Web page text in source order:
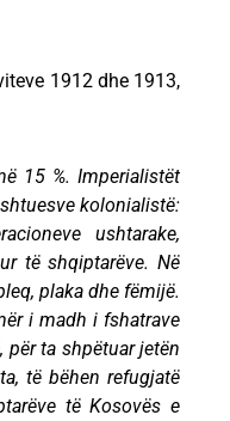
1912 dhe 1913,
15 %. Imperialistët
kolonialistë:
ushtarake,
të shqiptarëve. Në
plaka dhe fëmijë.
i madh i fshatrave
për ta shpëtuar jetën
të bëhen refugjatë
të Kosovës e